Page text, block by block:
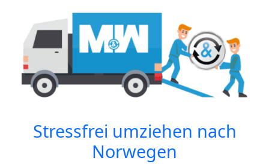
Stressfrei umziehen nach
Norwegen